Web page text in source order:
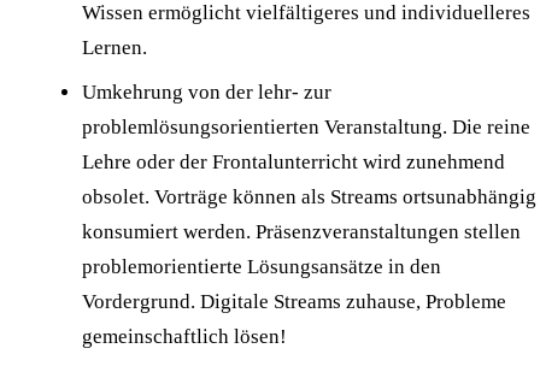
Wissen ermöglicht vielfältigeres und individuelleres
Lernen.
Umkehrung von der lehr- zur
problemlösungsorientierten Veranstaltung. Die reine
Lehre oder der Frontalunterricht wird zunehmend
obsolet. Vorträge können als Streams ortsunabhängig
konsumiert werden. Präsenzveranstaltungen stellen
problemorientierte Lösungsansätze in den
Vordergrund. Digitale Streams zuhause, Probleme
gemeinschaftlich lösen!